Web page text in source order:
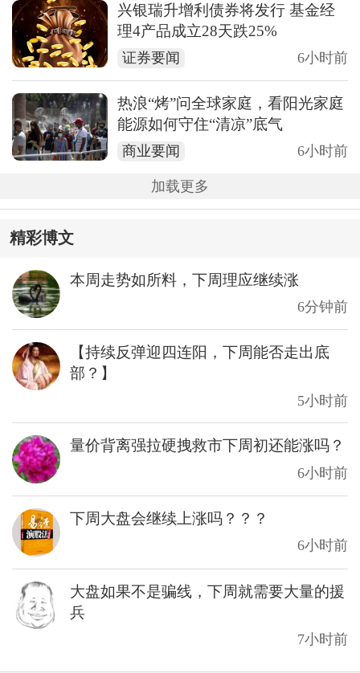
兴银瑞升增利债券将发行 基金经
理4产品成立28天跌25%
证券要闻 6小时前
热浪“烤”问全球家庭，看阳光家庭
能源如何守住“清凉”底气
商业要闻 6小时前
加载更多
精彩博文
本周走势如所料，下周理应继续涨
6分钟前
【持续反弹迎四连阳，下周能否走出底
部？】
5小时前
量价背离强拉硬拽救市下周初还能涨吗？
6小时前
下周大盘会继续上涨吗？？？
6小时前
大盘如果不是骗线，下周就需要大量的援
兵
7小时前